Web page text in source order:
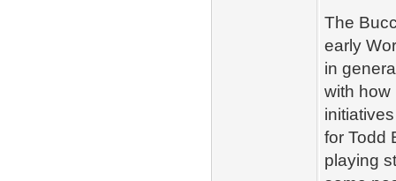
The
early
in
with how
for Todd
playing